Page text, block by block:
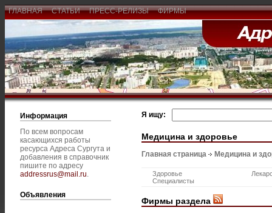
ГЛАВНАЯ СТАТЬИ ПРЕСС-РЕЛИЗЫ ФИРМЫ
Информация
По всем вопросам
касающихся работы
ресурса Адреса Сургута и
добавления в справочник
пишите по адресу
addressrus@mail.ru.
Объявления
Я ищу:
Медицина и здоровье
Главная страница Медицина и
Здоровье
Специалисты
Фирмы раздела